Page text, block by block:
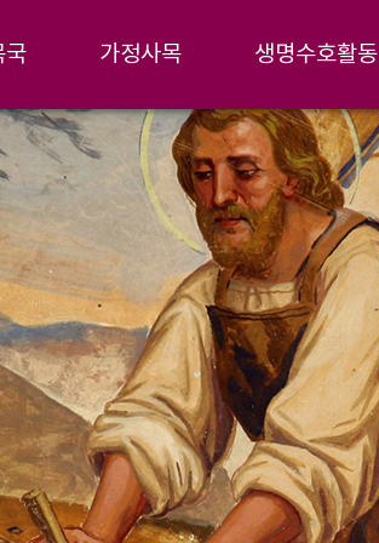
국 가정사목 생명수호활동